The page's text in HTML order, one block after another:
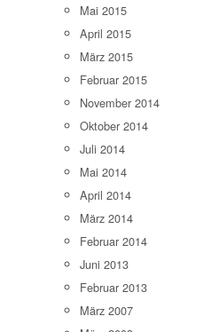
Mai 2015
April 2015
März 2015
Februar 2015
November 2014
Oktober 2014
Juli 2014
Mai 2014
April 2014
März 2014
Februar 2014
Juni 2013
Februar 2013
März 2007